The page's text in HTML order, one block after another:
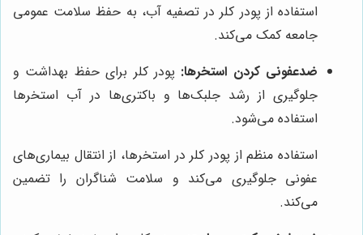
استفاده از پودر کلر در تصفیه آب، به حفظ سلامت عمومی
جامعه کمک می‌کند.
ضدعفونی کردن استخرها: پودر کلر برای حفظ بهداشت و
جلوگیری از رشد جلبک‌ها و باکتری‌ها در آب استخرها
استفاده می‌شود.
استفاده منظم از پودر کلر در استخرها، از انتقال بیماری‌های
عفونی جلوگیری می‌کند و سلامت شناگران را تضمین
می‌کند.